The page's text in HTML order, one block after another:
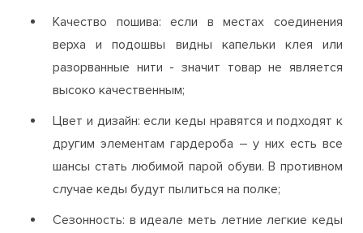
Качество пошива: если в местах соединения
верха и подошвы видны капельки клея или
разорванные нити - значит товар не является
высоко качественным;
Цвет и дизайн: если кеды нравятся и подходят к
другим элементам гардероба – у них есть все
шансы стать любимой парой обуви. В противном
случае кеды будут пылиться на полке;
Сезонность: в идеале меть летние легкие кеды